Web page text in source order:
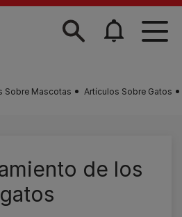
Sobre Mascotas Artículos Sobre Gatos
de los
gatos